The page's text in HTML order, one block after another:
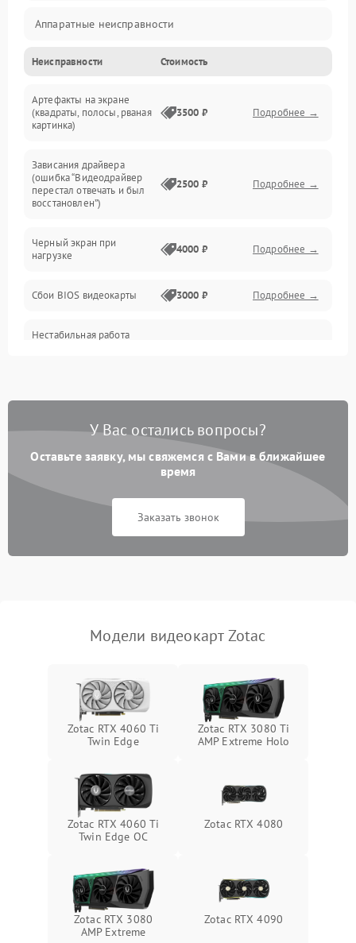
Аппаратные неисправности
Перегрев и термопроблемы
Видео
Интерфейсные и коммуникационные проблемы
Электропитание
ПО
Электронные компоненты
Система охлаждения
Экран (дисплей)
Программные сбои
Неисправности Стоимость
Артефакты на экране
(квадраты, полосы, рваная
картинка)
3500 ₽ Подробнее →
Зависания драйвера
(ошибка “Видеодрайвер
перестал отвечать и был
восстановлен”)
2500 ₽ Подробнее →
Черный экран при
нагрузке
4000 ₽ Подробнее →
Сбои BIOS видеокарты 3000 ₽ Подробнее →
Нестабильная работа
У Вас остались вопросы?
Оставьте заявку, мы свяжемся с Вами в ближайшее
время
Заказать звонок
Модели видеокарт Zotac
Zotac RTX 4060 Ti
Twin Edge
Zotac RTX 3080 Ti
AMP Extreme Holo
Zotac RTX 4060 Ti
Twin Edge OC
Zotac RTX 4080
Zotac RTX 3080
AMP Extreme
Zotac RTX 4090